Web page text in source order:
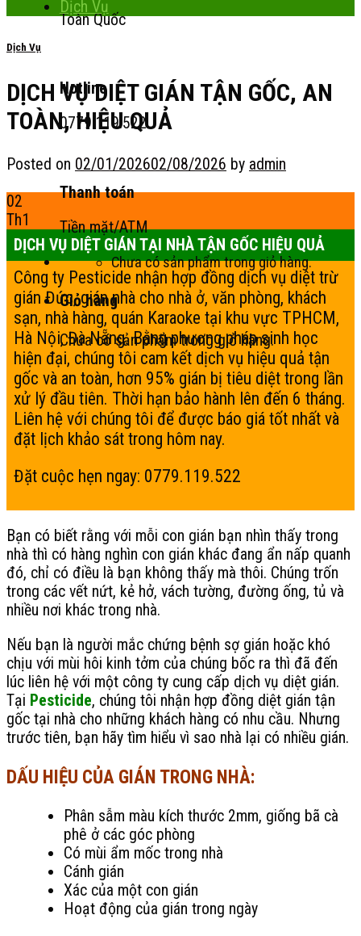
Toàn Quốc
Hotline
0779.119.522
Thanh toán
Tiền mặt/ATM
Chưa có sản phẩm trong giỏ hàng.
Giỏ hàng
Chưa có sản phẩm trong giỏ hàng.
Dịch Vụ
Dịch Vụ
DỊCH VỤ DIỆT GIÁN TẬN GỐC, AN
TOÀN, HIỆU QUẢ
Posted on 02/01/202602/08/2026 by admin
02
Th1
DỊCH VỤ DIỆT GIÁN TẠI NHÀ TẬN GỐC HIỆU QUẢ
Công ty Pesticide nhận hợp đồng dịch vụ diệt trừ
gián Đức, gián nhà cho nhà ở, văn phòng, khách
sạn, nhà hàng, quán Karaoke tại khu vực TPHCM,
Hà Nội, Đà Nẵng. Bằng phương pháp sinh học
hiện đại, chúng tôi cam kết dịch vụ hiệu quả tận
gốc và an toàn, hơn 95% gián bị tiêu diệt trong lần
xử lý đầu tiên. Thời hạn bảo hành lên đến 6 tháng.
Liên hệ với chúng tôi để được báo giá tốt nhất và
đặt lịch khảo sát trong hôm nay.
Đặt cuộc hẹn ngay: 0779.119.522
Bạn có biết rằng với mỗi con gián bạn nhìn thấy trong
nhà thì có hàng nghìn con gián khác đang ẩn nấp quanh
đó, chỉ có điều là bạn không thấy mà thôi. Chúng trốn
trong các vết nứt, kẻ hở, vách tường, đường ống, tủ và
nhiều nơi khác trong nhà.
Nếu bạn là người mắc chứng bệnh sợ gián hoặc khó
chịu với mùi hôi kinh tởm của chúng bốc ra thì đã đến
lúc liên hệ với một công ty cung cấp dịch vụ diệt gián.
Tại Pesticide, chúng tôi nhận hợp đồng diệt gián tận
gốc tại nhà cho những khách hàng có nhu cầu. Nhưng
trước tiên, bạn hãy tìm hiểu vì sao nhà lại có nhiều gián.
DẤU HIỆU CỦA GIÁN TRONG NHÀ:
Phân sẫm màu kích thước 2mm, giống bã cà
phê ở các góc phòng
Có mùi ẩm mốc trong nhà
Cánh gián
Xác của một con gián
Hoạt động của gián trong ngày